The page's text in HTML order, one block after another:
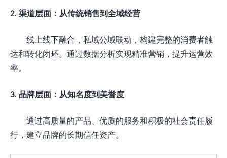
2. 渠道层面：从传统销售到全域经营
线上线下融合，私域公域联动，构建完整的消费者触
达和转化闭环。通过数据分析实现精准营销，提升运营效
率。
3. 品牌层面：从知名度到美誉度
通过高质量的产品、优质的服务和积极的社会责任履
行，建立品牌的长期信任资产。